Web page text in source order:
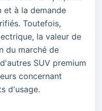
à la demande
Toutefois,
la valeur de
du marché de
SUV premium
concernant
d'usage.